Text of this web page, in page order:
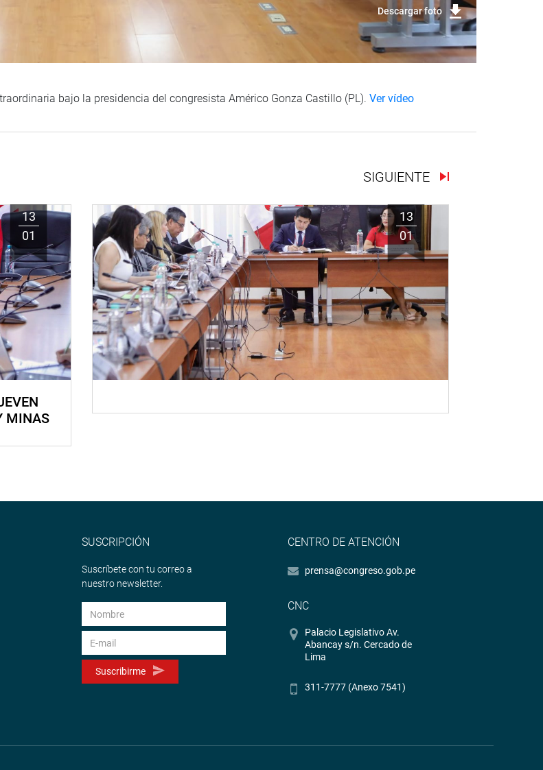
Descargar foto
bajo la presidencia del congresista Américo Gonza Castillo (PL). Ver vídeo
SIGUIENTE
13
01
MINAS
13
01
SUSCRIPCIÓN
Suscríbete con tu correo a
nuestro newsletter.
Suscribirme
CENTRO DE ATENCIÓN
prensa@congreso.gob.pe
CNC
Palacio Legislativo Av.
Abancay s/n. Cercado de
Lima
311-7777 (Anexo 7541)